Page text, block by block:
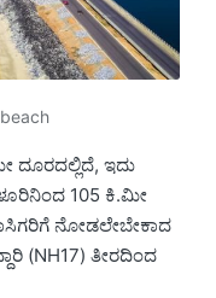
beach
ದೂರದಲ್ಲಿದೆ, ಇದು
105 ಕಿ.ಮೀ
ನೋಡಲೇಬೇಕಾದ
(NH17) ತೀರದಿಂದ